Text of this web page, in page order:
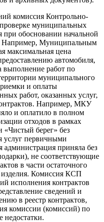
комиссия Контрольно-
муниципальных
обосновании начальной
Например, Муниципальным
максимальная цена
автомобиля,
работ по
муниципального
и оплаты
работ, оказанных услуг,
Например, МКУ
и оплатило в полном
отходов в рамках
«Чистый берег» без
услуг первичными
приняла без
не соответствующие
в части остаточного
изделия. Комиссия КСП
исполнения контрактов
сведений и
в реестр контрактов,
комиссии (комиссий) по
недостатки.